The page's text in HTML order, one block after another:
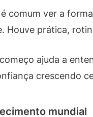
comum ver a
Houve prática,
ajuda a
crescendo
mundial